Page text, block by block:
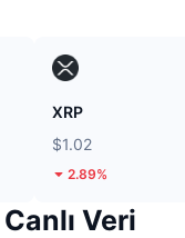
XRP
$1.02
2.89%
Veri